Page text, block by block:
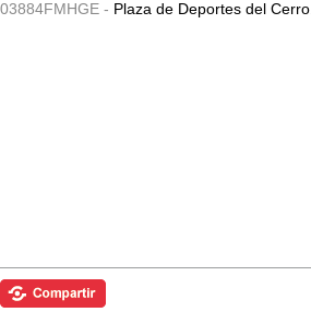
03884FMHGE - Plaza de Deportes del Cerro.